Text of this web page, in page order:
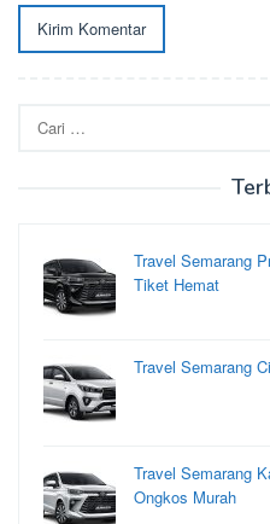
untuk:
Travel Semarang
Tiket Hemat
Travel Semarang
Travel Semarang
Ongkos Murah